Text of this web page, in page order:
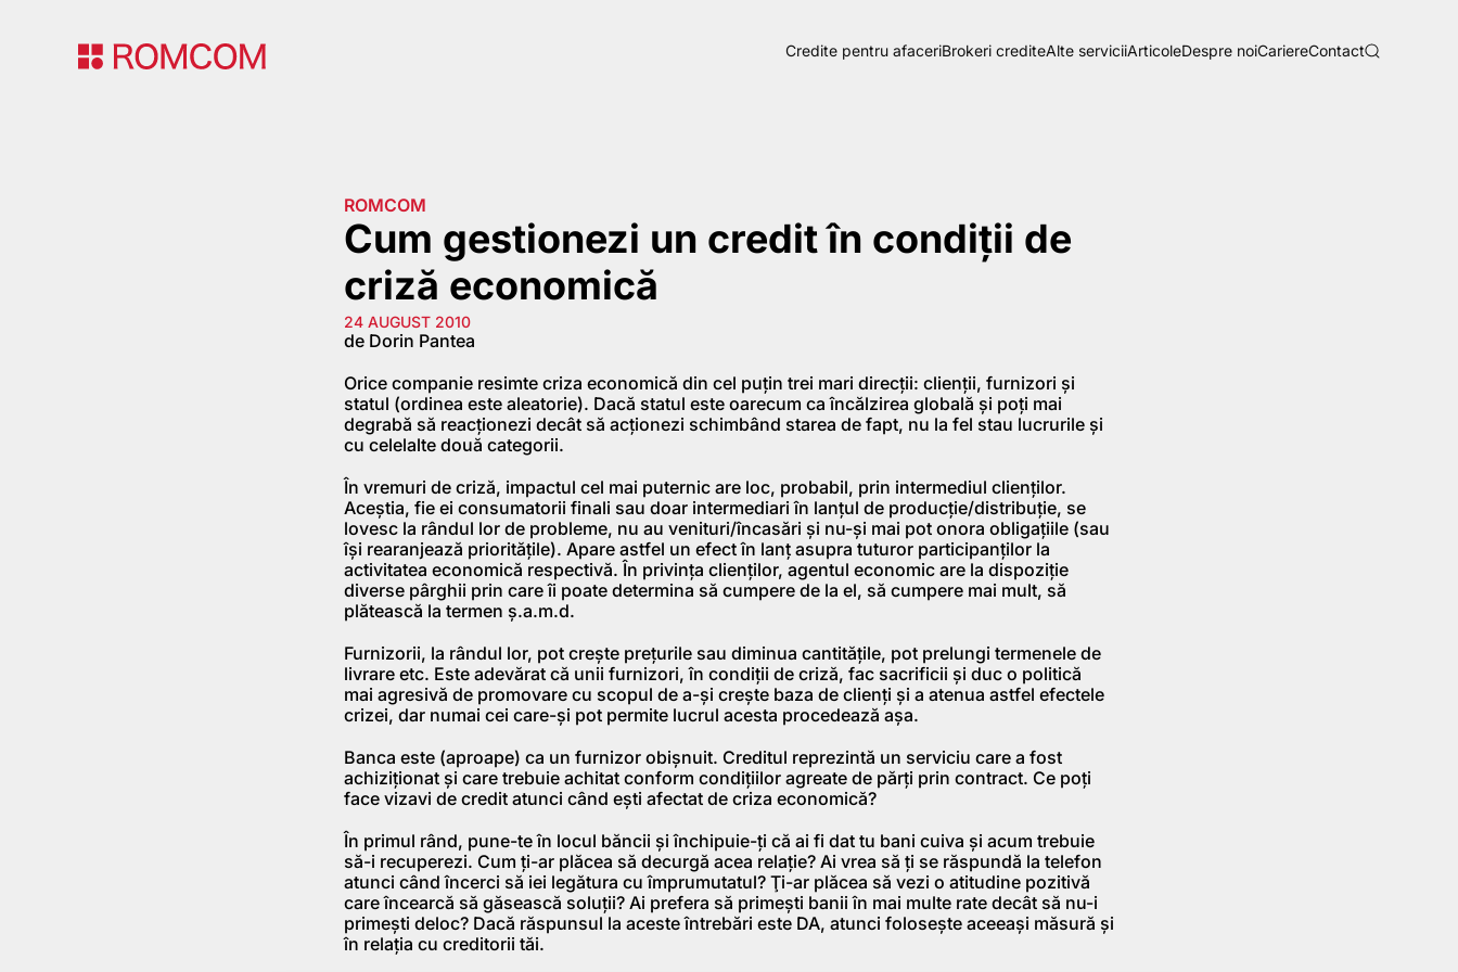
Credite pentru afaceriBrokeri crediteAlte serviciiArticoleDespre noiCariereContact
ROMCOM
Cum gestionezi un credit în condiţii de
criză economică
24 AUGUST 2010
de Dorin Pantea
Orice companie resimte criza economică din cel puţin trei mari direcţii: clienţii, furnizori şi
statul (ordinea este aleatorie). Dacă statul este oarecum ca încălzirea globală şi poţi mai
degrabă să reacţionezi decât să acţionezi schimbând starea de fapt, nu la fel stau lucrurile şi
cu celelalte două categorii.
În vremuri de criză, impactul cel mai puternic are loc, probabil, prin intermediul clienţilor.
Aceştia, fie ei consumatorii finali sau doar intermediari în lanţul de producţie/distribuţie, se
lovesc la rândul lor de probleme, nu au venituri/încasări şi nu-şi mai pot onora obligaţiile (sau
îşi rearanjează priorităţile). Apare astfel un efect în lanţ asupra tuturor participanţilor la
activitatea economică respectivă. În privinţa clienţilor, agentul economic are la dispoziţie
diverse pârghii prin care îi poate determina să cumpere de la el, să cumpere mai mult, să
plătească la termen ş.a.m.d.
Furnizorii, la rândul lor, pot creşte preţurile sau diminua cantităţile, pot prelungi termenele de
livrare etc. Este adevărat că unii furnizori, în condiţii de criză, fac sacrificii şi duc o politică
mai agresivă de promovare cu scopul de a-şi creşte baza de clienţi şi a atenua astfel efectele
crizei, dar numai cei care-şi pot permite lucrul acesta procedează aşa.
Banca este (aproape) ca un furnizor obişnuit. Creditul reprezintă un serviciu care a fost
achiziţionat şi care trebuie achitat conform condiţiilor agreate de părţi prin contract. Ce poţi
face vizavi de credit atunci când eşti afectat de criza economică?
În primul rând, pune-te în locul băncii şi închipuie-ţi că ai fi dat tu bani cuiva şi acum trebuie
să-i recuperezi. Cum ţi-ar plăcea să decurgă acea relaţie? Ai vrea să ţi se răspundă la telefon
atunci când încerci să iei legătura cu împrumutatul? Ţi-ar plăcea să vezi o atitudine pozitivă
care încearcă să găsească soluţii? Ai prefera să primeşti banii în mai multe rate decât să nu-i
primeşti deloc? Dacă răspunsul la aceste întrebări este DA, atunci foloseşte aceeaşi măsură şi
în relaţia cu creditorii tăi.